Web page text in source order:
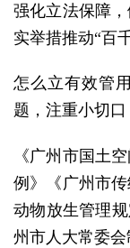
强化立法保障
实举措推动“百
怎么立有效管
题，注重小切口
《广州市国土
例》《广州市
动物放生管理
州市人大常委会